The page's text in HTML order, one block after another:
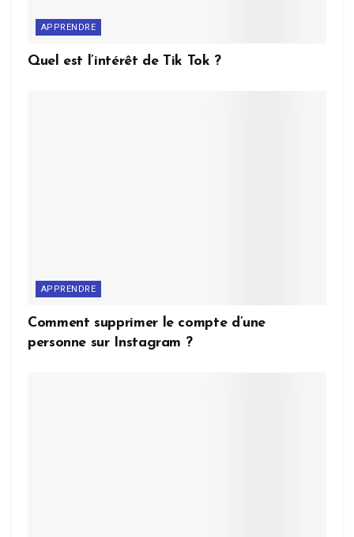
APPRENDRE
Quel est l’intérêt de Tik Tok ?
APPRENDRE
Comment supprimer le compte d’une
personne sur Instagram ?